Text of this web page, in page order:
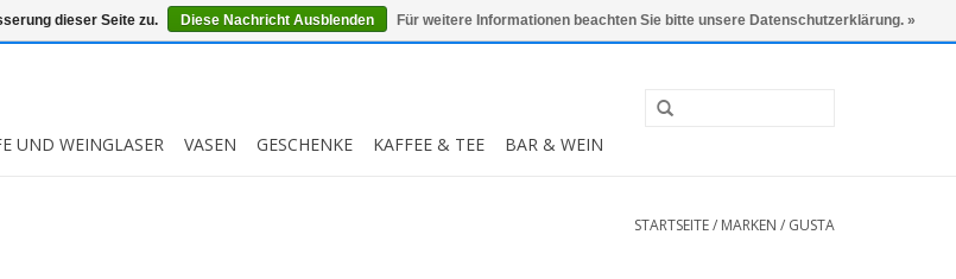
0 Artikel - €0,00 Mein Konto / Kundenkonto anlegen
UND WEINGLASER VASEN GESCHENKE KAFFEE & TEE BAR & WEIN
STARTSEITE/ MARKEN / GUSTA
dieser Seite zu. Diese Nachricht Ausblenden Für weitere Informationen beachten Sie bitte unsere Datenschutzerklärung. »